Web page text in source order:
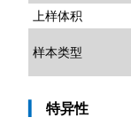
上样体积
样本类型
特异性